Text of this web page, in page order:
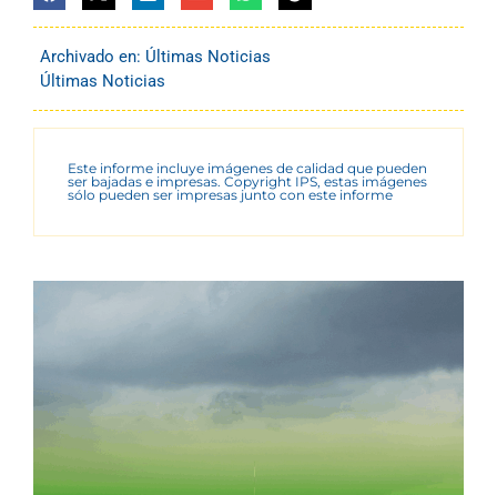
Archivado en: Últimas Noticias
Últimas Noticias
Este informe incluye imágenes de calidad que pueden
ser bajadas e impresas. Copyright IPS, estas imágenes
sólo pueden ser impresas junto con este informe